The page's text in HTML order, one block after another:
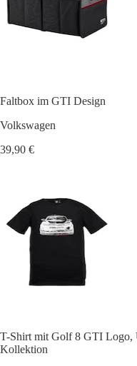
Faltbox im GTI Design
Volkswagen
39,90 €
T-Shirt mit Golf 8 GTI Logo,
Kollektion